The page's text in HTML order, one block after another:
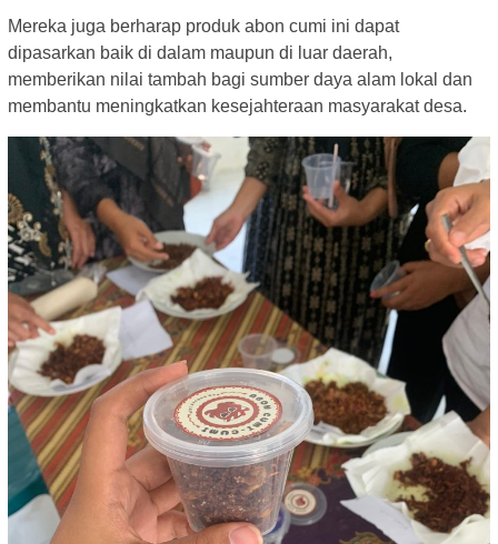
Mereka juga berharap produk abon cumi ini dapat
dipasarkan baik di dalam maupun di luar daerah,
memberikan nilai tambah bagi sumber daya alam lokal dan
membantu meningkatkan kesejahteraan masyarakat desa.